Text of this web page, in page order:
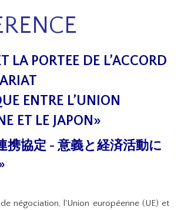
LA PORTEE DE L’ACCORD
ENTRE L’UNION
ET LE JAPON»
携協定 - 意義と経済活動に
négociation, l'Union européenne (UE) et